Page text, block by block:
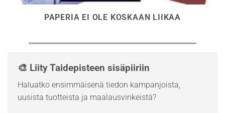
PAPERIA EI OLE KOSKAAN LIIKAA
🎨 Liity Taidepisteen sisäpiiriin
Haluatko ensimmäisenä tiedon kampanjoista,
uusista tuotteista ja maalausvinkeistä?